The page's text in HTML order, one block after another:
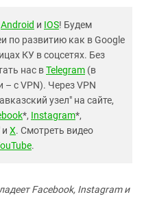
Android и IOS! Будем
по развитию как в Google
КУ в соцсетях. Без
нас вTelegram (в
– с VPN). Через VPN
узел" на сайте,
*, Instagram*,
и X. Смотреть видео
.
Facebook, Instagram и